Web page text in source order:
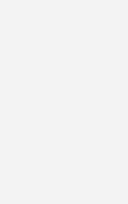
fing alles
Gemeinsam mit Kunden und
Ereignis jetzt gefeiert. Raten Sie
der Systemgeber und
bereits ausgeliefert